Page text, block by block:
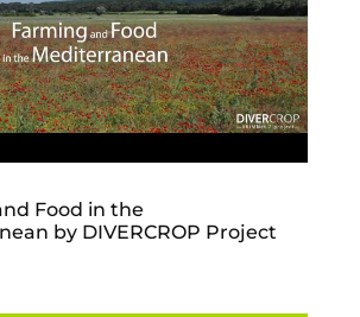
Food in the
by DIVERCROP Project